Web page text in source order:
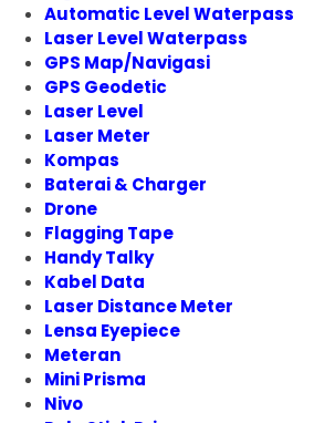
Automatic Level Waterpass
Laser Level Waterpass
GPS Map/Navigasi
GPS Geodetic
Laser Level
Laser Meter
Kompas
Baterai & Charger
Drone
Flagging Tape
Handy Talky
Kabel Data
Laser Distance Meter
Lensa Eyepiece
Meteran
Mini Prisma
Nivo